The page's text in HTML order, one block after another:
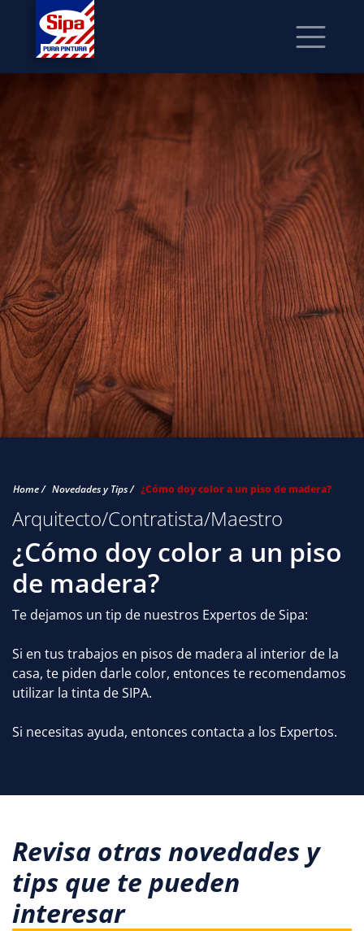
Home / Novedades y Tips / ¿Cómo doy color a un piso de madera?
Arquitecto/Contratista/Maestro
¿Cómo doy color a un piso
de madera?
Te dejamos un tip de nuestros Expertos de Sipa:
Si en tus trabajos en pisos de madera al interior de la
casa, te piden darle color, entonces te recomendamos
utilizar la tinta de SIPA.
Si necesitas ayuda, entonces contacta a los Expertos.
Revisa otras novedades y
tips que te pueden
interesar